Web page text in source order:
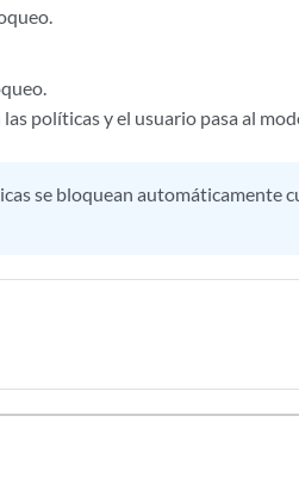
políticas y el usuario pasa al
se bloquean automáticamente